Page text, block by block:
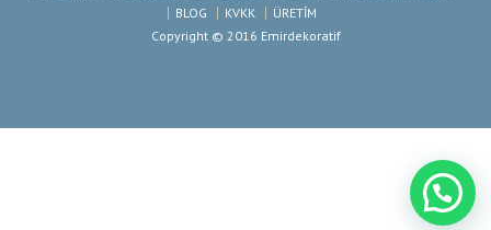
BLOG
KVKK
ÜRETİM
Copyright © 2016 Emirdekoratif